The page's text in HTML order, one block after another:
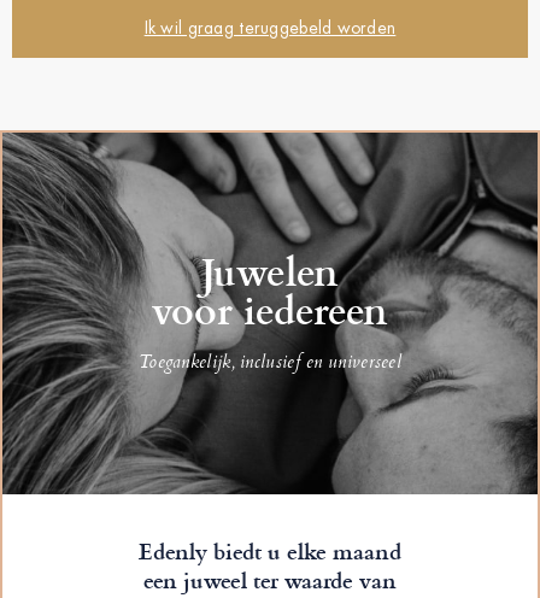
Ik wil graag teruggebeld worden
Juwelen
voor iedereen
Toegankelijk, inclusief en universeel
Edenly biedt u elke maand
een juweel ter waarde van